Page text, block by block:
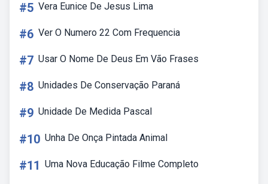
#5 Vera Eunice De Jesus Lima
#6 Ver O Numero 22 Com Frequencia
#7 Usar O Nome De Deus Em Vão Frases
#8 Unidades De Conservação Paraná
#9 Unidade De Medida Pascal
#10 Unha De Onça Pintada Animal
#11 Uma Nova Educação Filme Completo